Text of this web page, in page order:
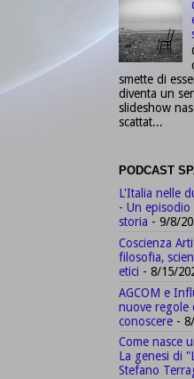
smette di
diventa un
slideshow
scattat...
PODCAST
L'Italia nelle
- Un episodio
storia - 9/8/
Coscienza
filosofia,
etici - 8/15/
AGCOM e
nuove regole
conoscere -
Come nasce
La genesi di
Stefano